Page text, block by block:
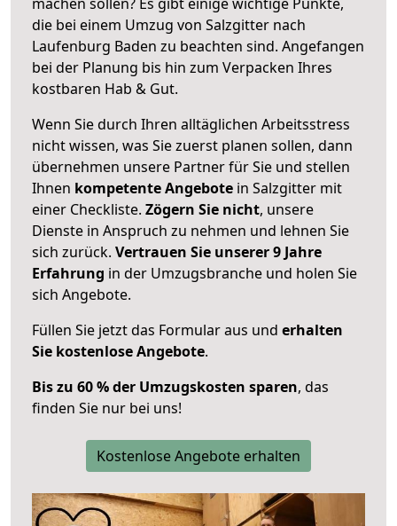
die bei einem Umzug von Salzgitter nach
Laufenburg Baden zu beachten sind. Angefangen
bei der Planung bis hin zum Verpacken Ihres
kostbaren Hab & Gut.
Wenn Sie durch Ihren alltäglichen Arbeitsstress
nicht wissen, was Sie zuerst planen sollen, dann
übernehmen unsere Partner für Sie und stellen
Ihnen kompetente Angebote in Salzgitter mit
einer Checkliste. Zögern Sie nicht, unsere
Dienste in Anspruch zu nehmen und lehnen Sie
sich zurück. Vertrauen Sie unserer 9 Jahre
Erfahrung in der Umzugsbranche und holen Sie
sich Angebote.
Füllen Sie jetzt das Formular aus und erhalten
Sie kostenlose Angebote.
Bis zu 60 % der Umzugskosten sparen, das
finden Sie nur bei uns!
Kostenlose Angebote erhalten